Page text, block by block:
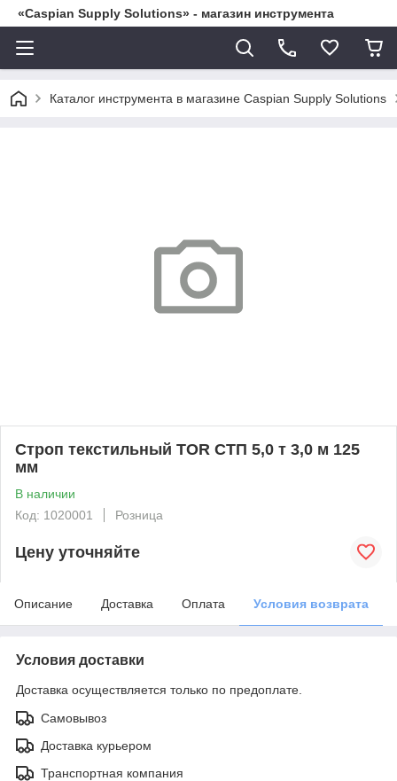
«Caspian Supply Solutions» - магазин инструмента
Каталог инструмента в магазине Caspian Supply Solutions
Строп текстильный TOR СТП 5,0 т 3,0 м 125
мм
В наличии
Код: 1020001
Розница
Цену уточняйте
Описание Доставка Оплата Условия возврата
Условия доставки
Доставка осуществляется только по предоплате.
Самовывоз
Доставка курьером
Транспортная компания